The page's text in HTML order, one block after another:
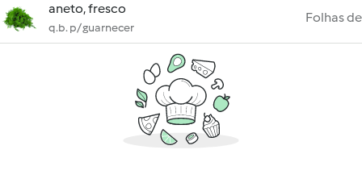
aneto, fresco
q.b. p/ guarnecer
Folhas de